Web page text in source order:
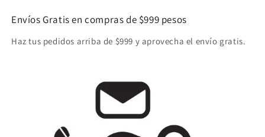
Envíos Gratis en compras de $999 pesos
Haz tus pedidos arriba de $999 y aprovecha el envío gratis.